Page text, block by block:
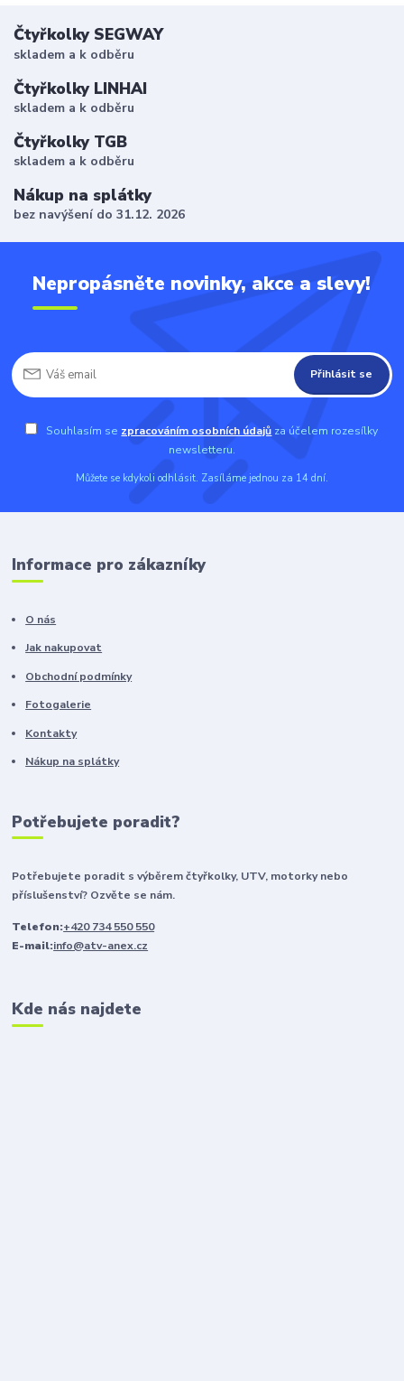
Čtyřkolky SEGWAY
skladem a k odběru
Čtyřkolky LINHAI
skladem a k odběru
Čtyřkolky TGB
skladem a k odběru
Nákup na splátky
bez navýšení do 31.12. 2026
Nepropásněte novinky, akce a slevy!
Přihlásit se
Souhlasím se zpracováním osobních údajů za účelem rozesílky
newsletteru.
Můžete se kdykoli odhlásit. Zasíláme jednou za 14 dní.
Informace pro zákazníky
O nás
Jak nakupovat
Obchodní podmínky
Fotogalerie
Kontakty
Nákup na splátky
Potřebujete poradit?
Potřebujete poradit s výběrem čtyřkolky, UTV, motorky nebo
příslušenství? Ozvěte se nám.
Telefon:+420 734 550 550
E-mail:info@atv-anex.cz
Kde nás najdete